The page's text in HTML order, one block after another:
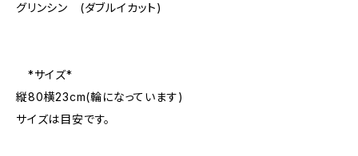
グリンシン (ダブルイカット)
*サイズ*
縦80横23cm(輪になっています)
サイズは目安です。